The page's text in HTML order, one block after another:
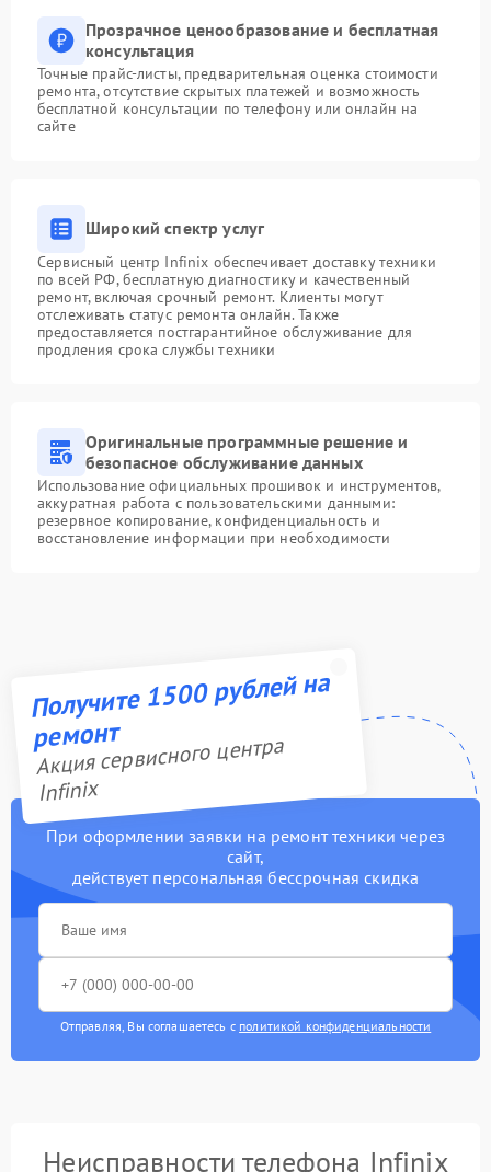
Прозрачное ценообразование и бесплатная
консультация
Точные прайс-листы, предварительная оценка стоимости
ремонта, отсутствие скрытых платежей и возможность
бесплатной консультации по телефону или онлайн на
сайте
Широкий спектр услуг
Сервисный центр Infinix обеспечивает доставку техники
по всей РФ, бесплатную диагностику и качественный
ремонт, включая срочный ремонт. Клиенты могут
отслеживать статус ремонта онлайн. Также
предоставляется постгарантийное обслуживание для
продления срока службы техники
Оригинальные программные решение и
безопасное обслуживание данных
Использование официальных прошивок и инструментов,
аккуратная работа с пользовательскими данными:
резервное копирование, конфиденциальность и
восстановление информации при необходимости
Получите 1500 рублей на
ремонт
Акция сервисного центра
Infinix
При оформлении заявки на ремонт техники через
сайт,
действует персональная бессрочная скидка
Отправляя, Вы соглашаетесь с политикой конфиденциальности
Неисправности телефона Infinix